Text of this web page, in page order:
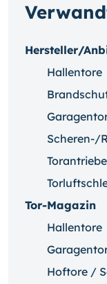
Hersteller/
Hallentore
Scheren-/
Torantriebe
Tor-Magazin
Hallentore
Hoftore /